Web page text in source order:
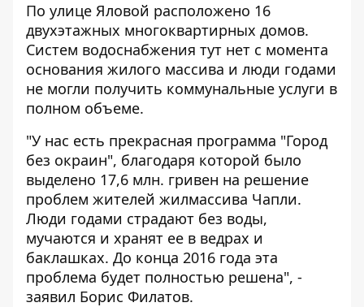
По улице Яловой расположено 16
двухэтажных многоквартирных домов.
Систем водоснабжения тут нет с момента
основания жилого массива и люди годами
не могли получить коммунальные услуги в
полном объеме.
"У нас есть прекрасная программа "Город
без окраин", благодаря которой было
выделено 17,6 млн. гривен на решение
проблем жителей жилмассива Чапли.
Люди годами страдают без воды,
мучаются и хранят ее в ведрах и
баклашках. До конца 2016 года эта
проблема будет полностью решена", -
заявил Борис Филатов.